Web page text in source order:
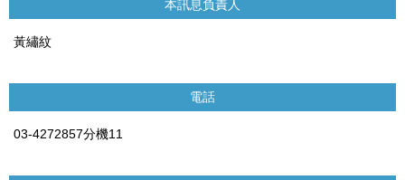
本訊息負責人
黃繡紋
電話
03-4272857分機11